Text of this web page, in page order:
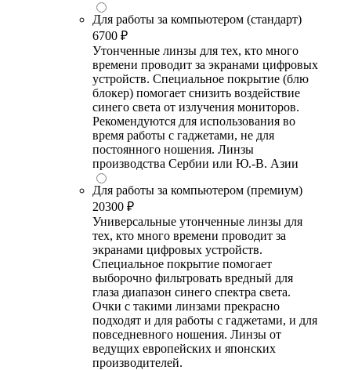
Для работы за компьютером (стандарт)
6700 ₽
Утонченные линзы для тех, кто много
времени проводит за экранами цифровых
устройств. Специальное покрытие (блю
блокер) помогает снизить воздействие
синего света от излучения мониторов.
Рекомендуются для использования во
время работы с гаджетами, не для
постоянного ношения. Линзы
производства Сербии или Ю.-В. Азии
Для работы за компьютером (премиум)
20300 ₽
Универсальные утонченные линзы для
тех, кто много времени проводит за
экранами цифровых устройств.
Специальное покрытие помогает
выборочно фильтровать вредный для
глаза диапазон синего спектра света.
Очки с такими линзами прекрасно
подходят и для работы с гаджетами, и для
повседневного ношения. Линзы от
ведущих европейских и японских
производителей.